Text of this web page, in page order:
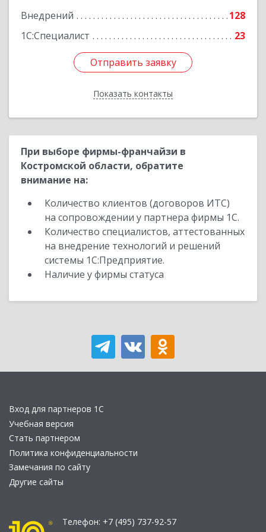
Внедрений
128
1С:Специалист
23
Отправить заявку
Показать контакты
Подробнее
Отправить заявку
Назад
При выборе фирмы-франчайзи в
Костромской области, обратите
внимание на:
Количество клиентов (договоров ИТС)
на сопровождении у партнера фирмы 1С.
Количество специалистов, аттестованных
на внедрение технологий и решений
системы 1С:Предприятие.
Наличие у фирмы статуса
Вход для партнеров 1С
Учебная версия
Стать партнером
Политика конфиденциальности
Замечания по сайту
Другие сайты
Телефон: +7 (495) 737-92-57